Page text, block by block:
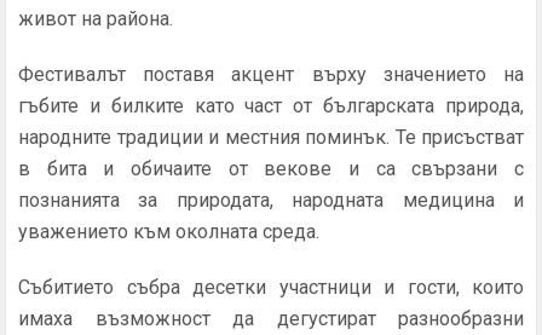
живот на района.
Фестивалът поставя акцент върху значението на
гъбите и билките като част от българската природа,
народните традиции и местния поминък. Те присъстват
в бита и обичаите от векове и са свързани с
познанията за природата, народната медицина и
уважението към околната среда.
Събитието събра десетки участници и гости, които
имаха възможност да дегустират разнообразни